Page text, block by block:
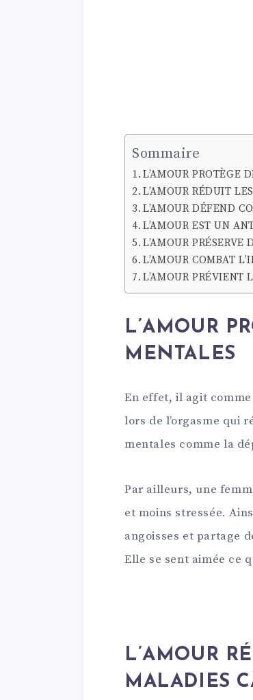
Sommaire
L’AMOUR PROTÈGE
L’AMOUR RÉDUIT
L’AMOUR DÉFEND
L’AMOUR EST UN
L’AMOUR PRÉSERVE
L’AMOUR COMBAT
L’AMOUR PRÉVIENT
L’AMOUR
MENTALES
En effet, il agit
lors de l’orgasme qui
mentales comme la
Par ailleurs, une
et moins stressée.
angoisses et partage
Elle se sent aimée ce
L’AMOUR
MALADIES